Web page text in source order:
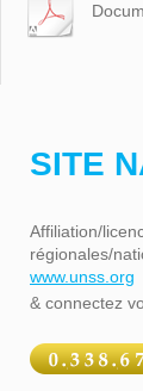
SITE
Affiliation/
régionales/
www.unss.org
& connectez